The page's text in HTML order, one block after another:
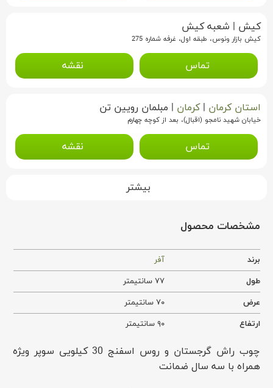
کیش | شعبه کیش
کیش بازار ونوس، طبقه اول، غرفه شماره 275
تماس نقشه
استان کرمان |کرمان | مبلمان رویین تن
خیابان شهید نامجو (اقبال)، بعد از کوچه چهارم
تماس نقشه
بیشتر
مشخصات محصول
برند
آفر
طول
۷۷ سانتیمتر
عرض
۷۰ سانتیمتر
ارتفاع
۹۰ سانتیمتر
چوب راش گرجستان و روس اسفنج 30 کیلویی سوپر ویژه
همراه با سه سال ضمانت